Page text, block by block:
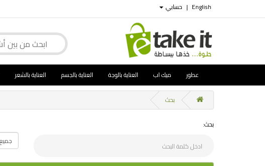
English
| حسابي
عطور ميك اب العناية بالوجة العناية بالجسم العناية بالشعر
بحث
بحث: